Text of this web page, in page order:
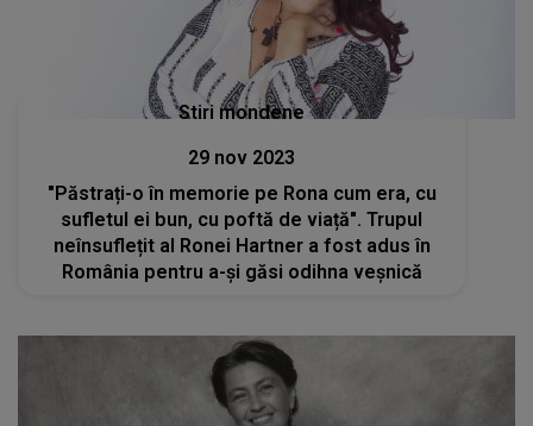
Stiri mondene
29 nov 2023
"Păstrați-o în memorie pe Rona cum era, cu
sufletul ei bun, cu poftă de viață". Trupul
neînsuflețit al Ronei Hartner a fost adus în
România pentru a-și găsi odihna veșnică